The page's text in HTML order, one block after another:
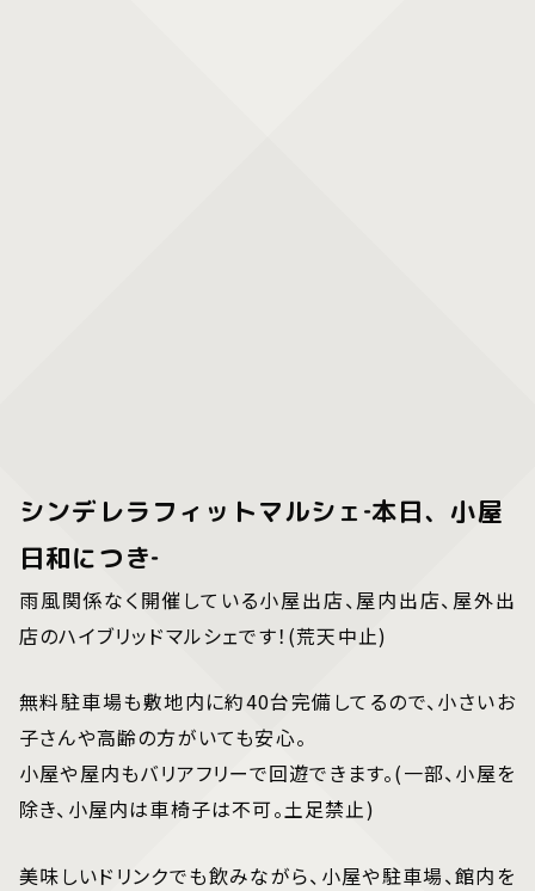
シンデレラフィットマルシェ‐本日、小屋
日和につき‐
雨風関係なく開催している小屋出店、屋内出店、屋外出
店のハイブリッドマルシェです！(荒天中止)
無料駐車場も敷地内に約40台完備してるので、小さいお
子さんや高齢の方がいても安心。
小屋や屋内もバリアフリーで回遊できます。(一部、小屋を
除き、小屋内は車椅子は不可。土足禁止)
美味しいドリンクでも飲みながら、小屋や駐車場、館内を